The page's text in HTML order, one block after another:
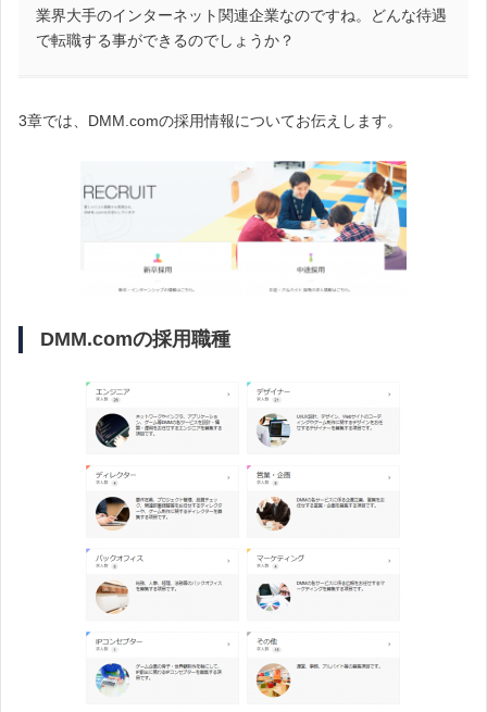
業界大手のインターネット関連企業なのですね。どんな待遇
で転職する事ができるのでしょうか？
3章では、DMM.comの採用情報についてお伝えします。
DMM.comの採用職種